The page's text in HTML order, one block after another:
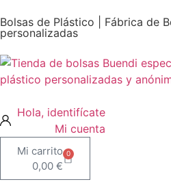
Bolsas de Plástico | Fábrica de
personalizadas
Mi cuenta
0,00 €
0